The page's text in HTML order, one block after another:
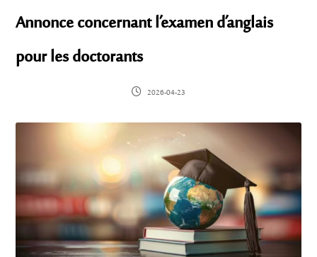
Annonce concernant l’examen d’anglais
pour les doctorants
2026-04-23